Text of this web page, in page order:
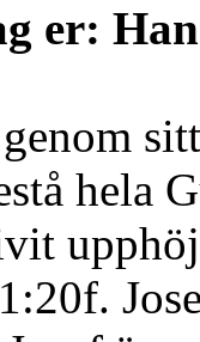
er:
genom
hela